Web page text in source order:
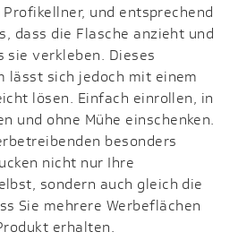
und entsprechend
dass die Flasche anzieht und
sie verkleben. Dieses
lässt sich jedoch mit einem
lösen. Einfach einrollen, in
und ohne Mühe einschenken.
besonders
nicht nur Ihre
sondern auch gleich die
Sie mehrere Werbeflächen
erhalten.